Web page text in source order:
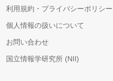
利用規約・プライバシーポリシー
個人情報の扱いについて
お問い合わせ
国立情報学研究所 (NII)